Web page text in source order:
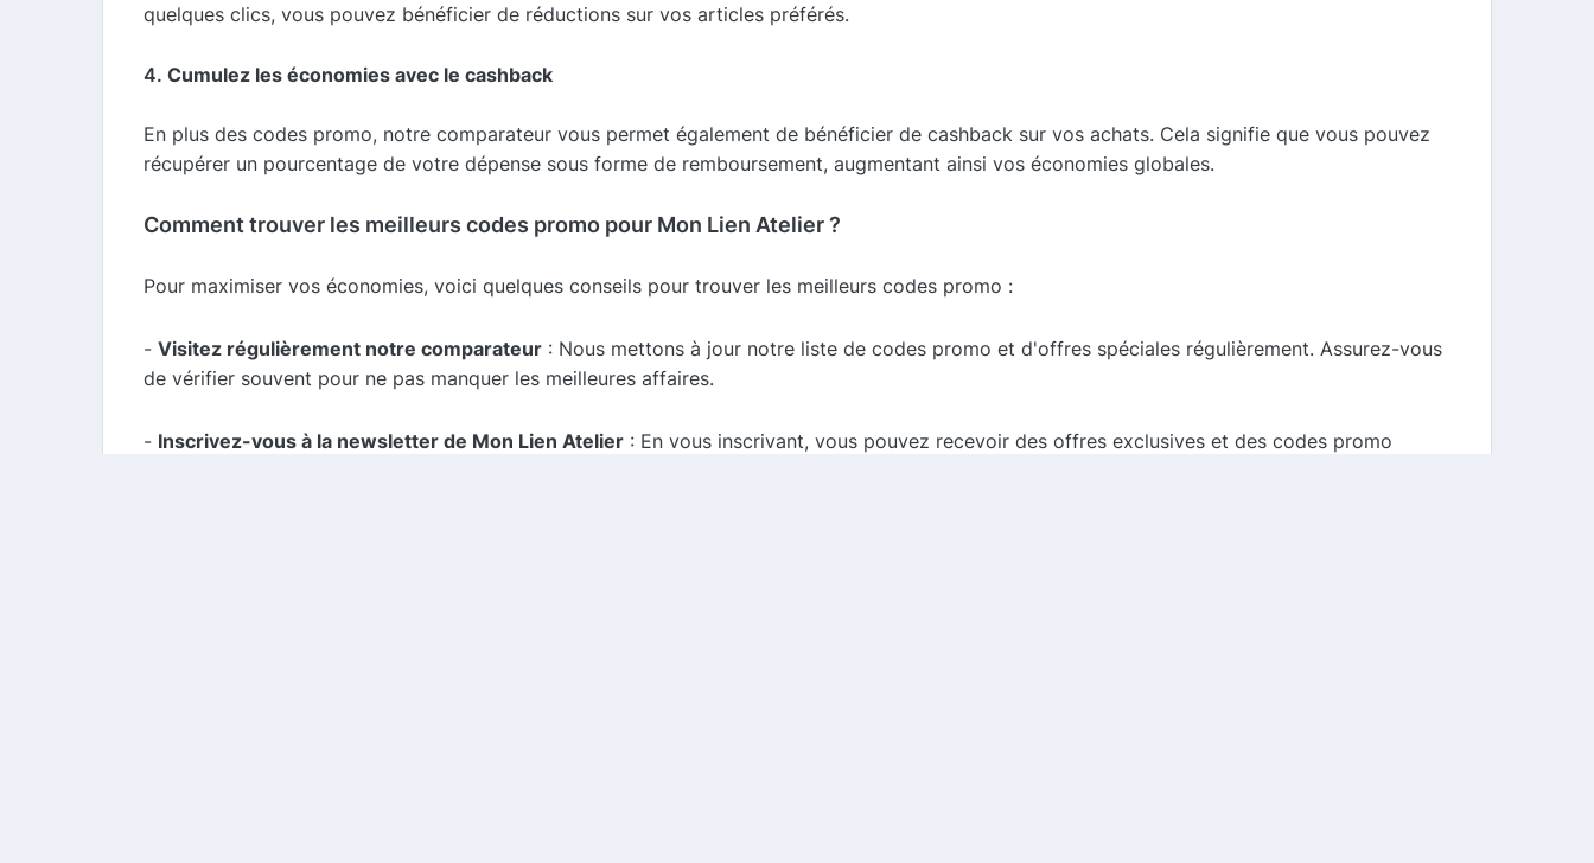
quelques clics, vous pouvez bénéficier de réductions sur vos articles préférés.
4. Cumulez les économies avec le cashback
En plus des codes promo, notre comparateur vous permet également de bénéficier de cashback sur vos achats. Cela signifie que vous pouvez
récupérer un pourcentage de votre dépense sous forme de remboursement, augmentant ainsi vos économies globales.
Comment trouver les meilleurs codes promo pour Mon Lien Atelier ?
Pour maximiser vos économies, voici quelques conseils pour trouver les meilleurs codes promo :
- Visitez régulièrement notre comparateur : Nous mettons à jour notre liste de codes promo et d'offres spéciales régulièrement. Assurez-vous
de vérifier souvent pour ne pas manquer les meilleures affaires.
- Inscrivez-vous à la newsletter de Mon Lien Atelier : En vous inscrivant, vous pouvez recevoir des offres exclusives et des codes promo